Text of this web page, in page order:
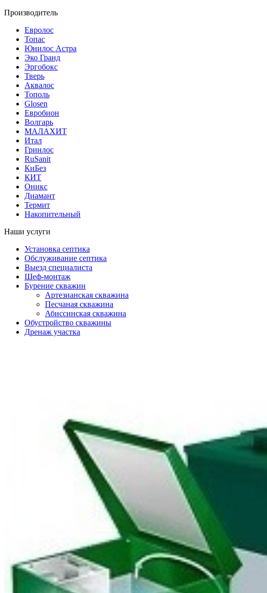
Производитель
Евролос
Топас
Юнилос Астра
Эко Гранд
Эргобокс
Тверь
Аквалос
Тополь
Glosen
Евробион
Волгарь
МАЛАХИТ
Итал
Гринлос
RuSanit
КиБез
КИТ
Оникс
Диамант
Термит
Накопительный
Наши услуги
Установка септика
Обслуживание септика
Выезд специалиста
Шеф-монтаж
Бурение скважин
Артезианская скважина
Песчаная скважина
Абиссинская скважина
Обустройство скважины
Дренаж участка